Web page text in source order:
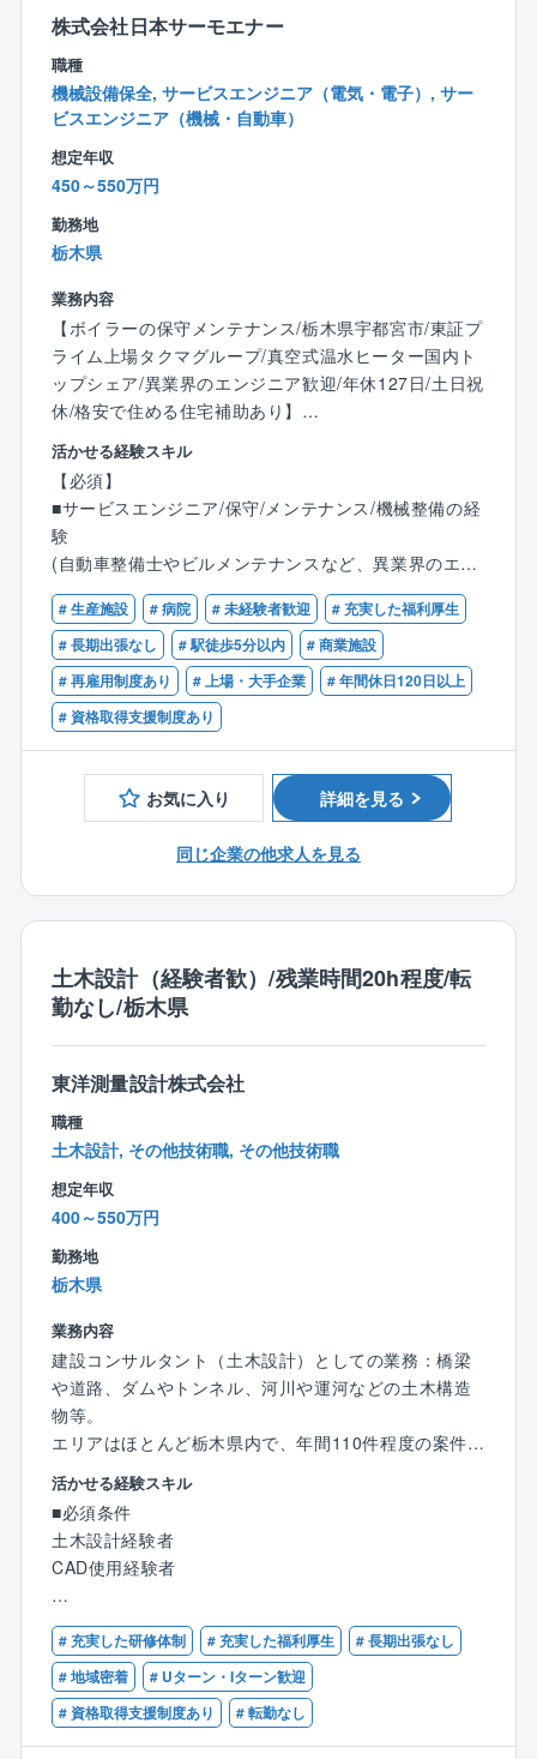
「お客様の満足度」と「後工程担当の業務が円滑に流
れるかどうか」は、設計担当の力によるところが大き
く、いわば家づくりの「要」のポジションです。
同社の設計担当は、設計業務に限定するだけでなく施
工現場/完成現場を見に行く機会も多く、家づくり全般
に目を配ります。
その為、お客様がとても身近に感じられます。
お客様の声をダイレクトに聞きながら、お客様と一緒
に家を造り上げるやりがいを感じてください。
【特徴】
■CADやパースはグループ内のCADセンターへ、申請
業務は外部協力業者へ委託するフローを確立。
■「お客様よりお客様の家づくりに熱心であろう」とい
う理念に共感できる方を求めております。
同社の設計はお客様と顔を合わせる機会が多い為、自
ずと理念を実現に結びつけられる環境です。
お客様が「こんな暮らしがしたい」とイメージされて
いる空間を、自分のアイデアや工夫を盛り込んでカタ
チにできた時、お客様から喜びをダイレクトに感じる
ことができます。
■業界最高水準の高気密住宅のため、顧客希望の間取り
が可能です。
株式会社日本サーモエナー
職種
機械設備保全, サービスエンジニア（電気・電子）, サー
ビスエンジニア（機械・自動車）
想定年収
450～550万円
勤務地
栃木県
業務内容
【ボイラーの保守メンテナンス/栃木県宇都宮市/東証プ
ライム上場タクマグループ/真空式温水ヒーター国内ト
ップシェア/異業界のエンジニア歓迎/年休127日/土日祝
休/格安で住める住宅補助あり】
■業務内容：
同社は商業施設や病院、工場等で利用されるボイラや
ヒータのメーカーです。開発からメンテナンスまで対
応しているため、顧客に寄り添った提案が可能となり
ます。同社にてボイラの保守・メンテナンスをお任せ
します。
■業務詳細：
各種ボイラ及び周辺機器の製品内における試運転業
務、修理対応、顧客管理、アフターメンテナンス、更
・メンテナンス…顧客の施設を定期的に訪問し、定期
保守や点検消耗部品の交換、ボイラ内の清掃、水質の
チェック、訪問先は大型の施設から小規模の店頭まで
様々です。ボイラは燃料や重量別に種類が多岐にわた
入社後は現場でのOJTや階層別教育を通して業務や製
品について学んで頂きます。将来的には技術者と同レ
ベルの知識を身に着けることができます。
【同社の魅力】
業界シェアトップクラス：同社はボイラ業界でトップ
クラスのシェアを有しております。
また全国に拠点を設けており、より顧客の近くでニー
ズに応えられるような体制を築いております。
製造から販売までボイラに関するあらゆる事業を手掛
生活の基盤を支える事業をして手掛けております。
また、同社は民生熱エネルギー分野でトップ企業とな
ることを目指しており、すべてのステークホルダーの
皆さまにとって価値ある企業になるよう事業を展開し
ています。
【働き方】
■残業月30～40時間程度です。
■顧客先への直行直帰可能です。
■納品先の稼働状況によって休日出勤可能性があります
が、振休・代休の取得が必須となります。
■17時以降のお問い合わせはコールセンターにて一次対
応するため緊急対応は少なく、目安として拠点単位で
月1～2件となります。個人単位ではもっと少ないので
ご安心ください。
■出張:日本各地に拠点がありますので、営業所の担当
エリア内での対応が基本となります。そのため、日帰
りが基本の働き方となりますが、大型案件で他拠点の
活かせる経験スキル
【必須】
■サービスエンジニア/保守/メンテナンス/機械整備の経
験
(自動車整備士やビルメンテナンスなど、異業界のエン
ジニアから転職された方が活躍中！)
【歓迎】
■ボイラ等の業務関連に関する知識、資格
■普通自動車免許第一種
# 生産施設 # 病院 # 未経験者歓迎
# 充実した福利厚生
# 長期出張なし
# 駅徒歩5分以内
# 商業施設
# 再雇用制度あり
# 上場・大手企業
# 年間休日120日以上
# 資格取得支援制度あり
お気に入り 詳細を見る
同じ企業の他求人を見る
土木設計（経験者歓）/残業時間20h程度/転
勤なし/栃木県
東洋測量設計株式会社
職種
土木設計, その他技術職, その他技術職
想定年収
400～550万円
勤務地
栃木県
業務内容
建設コンサルタント（土木設計）としての業務：橋梁
や道路、ダムやトンネル、河川や運河などの土木構造
物等。
エリアはほとんど栃木県内で、年間110件程度の案件を
受け付けています。（PC入力、CAD作業、現場調査
等）
入社後すぐには事務作業（作業図面の作成補助）から
開始いただき徐々に業務を習得いただきます。
※経験に合わせて業務の幅については広げていただきま
す。
無資格の方でもご活躍できます。
■配属部署
技術部設計課に配属致します。60代男性1名、50代男
性2名、20代女性1名が活躍しています。
活かせる経験スキル
■必須条件
土木設計経験者
CAD使用経験者
■歓迎条件
RCCM資格者
# 充実した研修体制 # 充実した福利厚生
# 長期出張なし
# 地域密着
# Uターン・Iターン歓迎
# 資格取得支援制度あり
# 転勤なし